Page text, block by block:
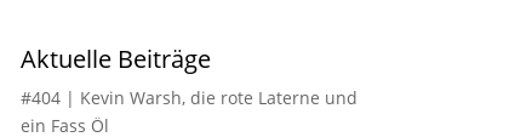
Aktuelle Beiträge
#404 | Kevin Warsh, die rote Laterne und
ein Fass Öl